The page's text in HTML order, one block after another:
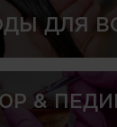
ДЛЯ
&